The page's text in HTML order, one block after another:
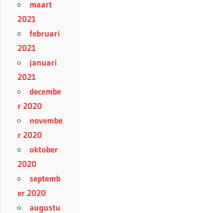
maart
2021
februari
2021
januari
2021
decembe
r 2020
novembe
r 2020
oktober
2020
septemb
er 2020
augustu